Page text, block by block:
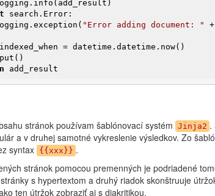
search.Error:
logging.exception(
"Error adding document: "
add_result
stránok používam šablónovací systém Jinja2 .
a v druhej samotné vykreslenie výsledkov. Zo
syntax {{xxx}} .
stránok pomocou premenných je podriadené
s hypertextom a druhý riadok skonštruuje
ten útržok zobraziť aj s diakritikou.